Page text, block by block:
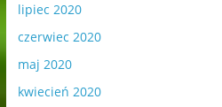
lipiec 2020
czerwiec 2020
maj 2020
kwiecień 2020